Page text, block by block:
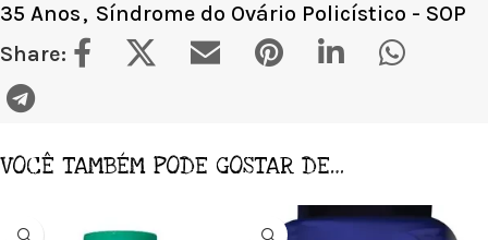
35 Anos, Síndrome do Ovário Policístico - SOP
Share:
VOCÊ TAMBÉM PODE GOSTAR DE…